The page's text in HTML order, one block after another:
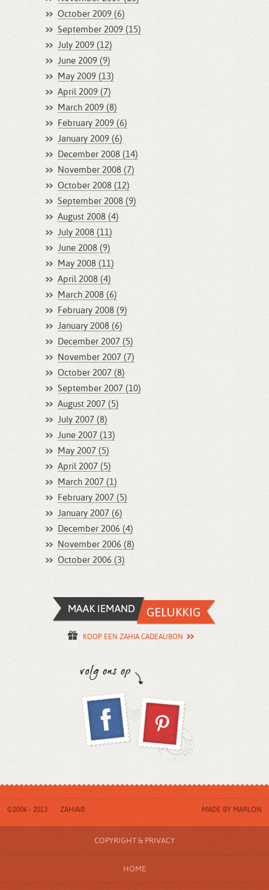
October 2009 (6)
September 2009 (15)
July 2009 (12)
June 2009 (9)
May 2009 (13)
April 2009 (7)
March 2009 (8)
February 2009 (6)
January 2009 (6)
December 2008 (14)
November 2008 (7)
October 2008 (12)
September 2008 (9)
August 2008 (4)
July 2008 (11)
June 2008 (9)
May 2008 (11)
April 2008 (4)
March 2008 (6)
February 2008 (9)
January 2008 (6)
December 2007 (5)
November 2007 (7)
October 2007 (8)
September 2007 (10)
August 2007 (5)
July 2007 (8)
June 2007 (13)
May 2007 (5)
April 2007 (5)
March 2007 (1)
February 2007 (5)
January 2007 (6)
December 2006 (4)
November 2006 (8)
October 2006 (3)
KOOP EEN ZAHIA CADEAUBON
©2006 - 2013 ZAHIA® MADE BY MARLON
COPYRIGHT & PRIVACY
HOME